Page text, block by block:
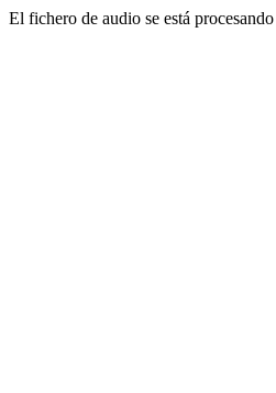
El fichero de audio se está